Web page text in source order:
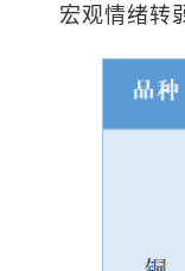
宏观情绪转